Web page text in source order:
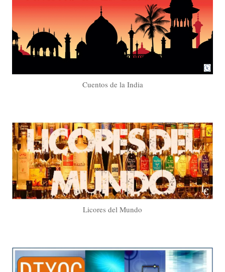
Cuentos de la India
Licores del Mundo